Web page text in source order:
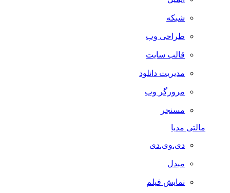
شبکه
طراحی وب
قالب سایت
مدیریت دانلود
مرورگر وب
مسنجر
مالتی مدیا
دی.وی.دی
مبدل
نمایش فیلم